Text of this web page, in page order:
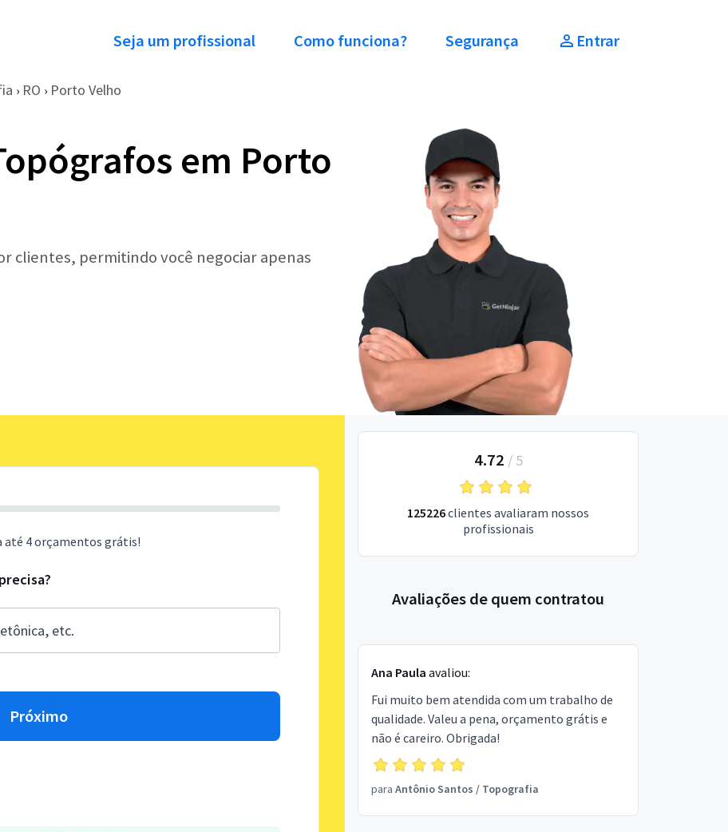
Seja um profissional Como funciona? Segurança Entrar
› RO › Porto Velho
em Porto
clientes, permitindo você negociar apenas
até 4 orçamentos grátis!
Próximo
4.72 / 5
125226clientes avaliaram nossos
profissionais
Avaliações de quem contratou
Ana Paula avaliou:
Fui muito bem atendida com um trabalho de
qualidade. Valeu a pena, orçamento grátis e
não é careiro. Obrigada!
para Antônio Santos / Topografia